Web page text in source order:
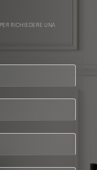
RICHIEDERE UNA